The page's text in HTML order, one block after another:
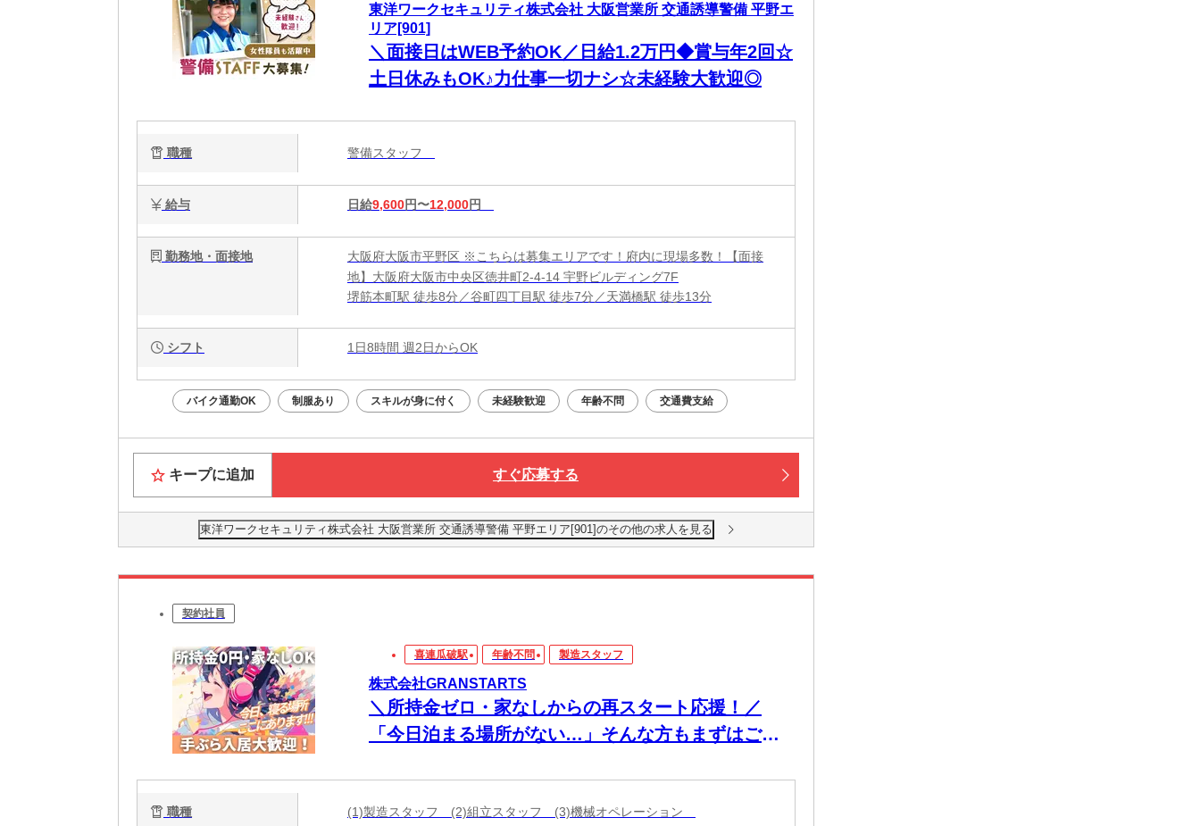
東洋ワークセキュリティ株式会社 大阪営業所 交通誘導警備 平野エ
リア[901]
＼面接日はWEB予約OK／日給1.2万円◆賞与年2回☆
土日休みもOK♪力仕事一切ナシ☆未経験大歓迎◎
職種 警備スタッフ
給与 日給9,600円〜12,000円
勤務地・面接地
大阪府大阪市平野区 ※こちらは募集エリアです！府内に現場多数！【面接
地】大阪府大阪市中央区徳井町2-4-14 宇野ビルディング7F
堺筋本町駅 徒歩8分／谷町四丁目駅 徒歩7分／天満橋駅 徒歩13分
シフト 1日8時間 週2日からOK
バイク通勤OK 制服あり スキルが身に付く 未経験歓迎 年齢不問 交通費支給
キープに追加 すぐ応募する
東洋ワークセキュリティ株式会社 大阪営業所 交通誘導警備 平野エリア[901]のその他の求人を見る
契約社員
喜連瓜破駅 年齢不問 製造スタッフ
株式会社GRANSTARTS
＼所持金ゼロ・家なしからの再スタート応援！／
「今日泊まる場所がない…」そんな方もまずはご相
能◎働く場所も
職種 (1)製造スタッフ (2)組立スタッフ (3)機械オペレーション